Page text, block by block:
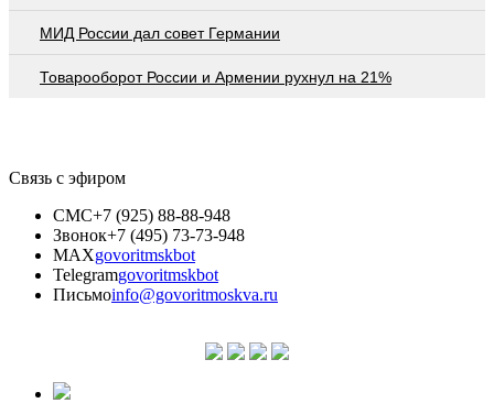
МИД России дал совет Германии
Товарооборот России и Армении рухнул на 21%
Связь с эфиром
СМС+7 (925) 88-88-948
Звонок+7 (495) 73-73-948
MAXgovoritmskbot
Telegramgovoritmskbot
Письмоinfo@govoritmoskva.ru